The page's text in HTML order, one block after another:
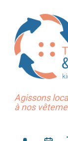
Agissons
à nos